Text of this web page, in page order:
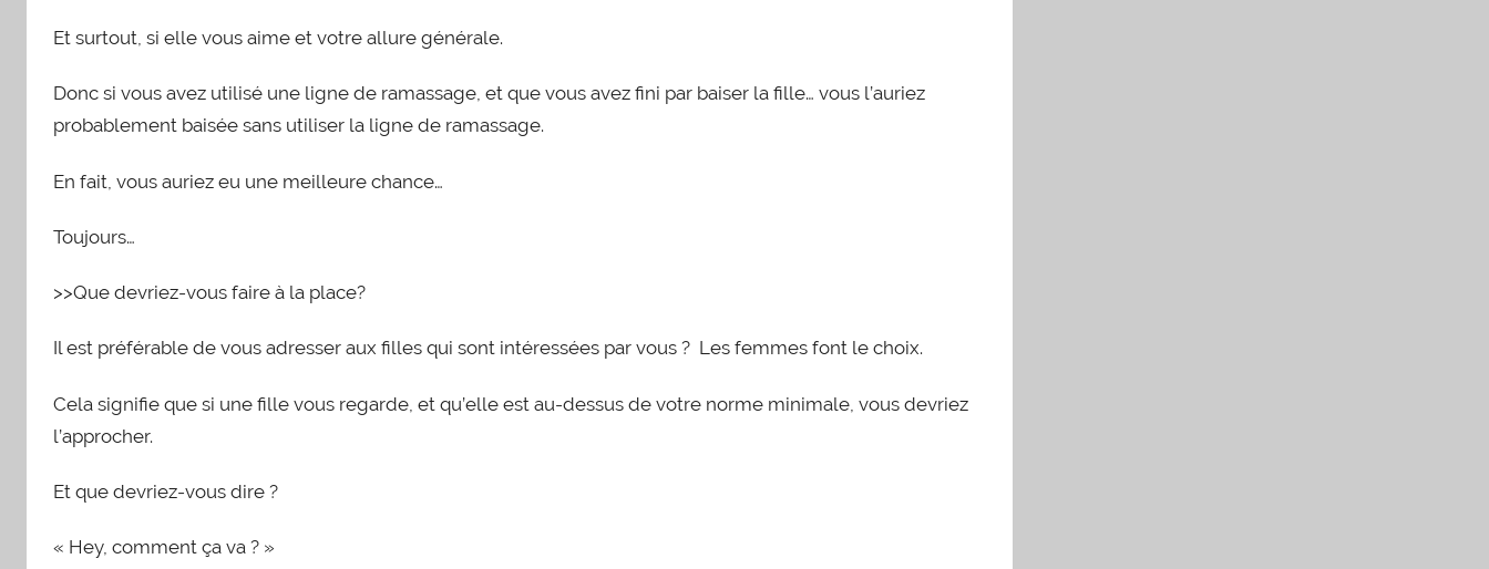
Et surtout, si elle vous aime et votre allure générale.
Donc si vous avez utilisé une ligne de ramassage, et que vous avez fini par baiser la fille… vous l’auriez
probablement baisée sans utiliser la ligne de ramassage.
En fait, vous auriez eu une meilleure chance…
Toujours…
>>Que devriez-vous faire à la place?
Il est préférable de vous adresser aux filles qui sont intéressées par vous ? Les femmes font le choix.
Cela signifie que si une fille vous regarde, et qu’elle est au-dessus de votre norme minimale, vous devriez
l’approcher.
Et que devriez-vous dire ?
« Hey, comment ça va ? »